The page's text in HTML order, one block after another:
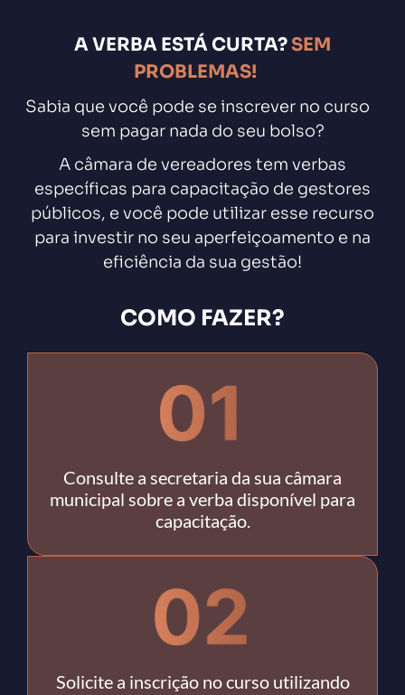
A VERBA ESTÁ CURTA?SEM
PROBLEMAS!
Sabia que você pode se inscrever no curso
sem pagar nada do seu bolso?
A câmara de vereadores tem verbas
específicas para capacitação de gestores
públicos, e você pode utilizar esse recurso
para investir no seu aperfeiçoamento e na
eficiência da sua gestão!
COMO FAZER?
Consulte a secretaria da sua câmara
municipal sobre a verba disponível para
capacitação.
Solicite a inscrição no curso utilizando